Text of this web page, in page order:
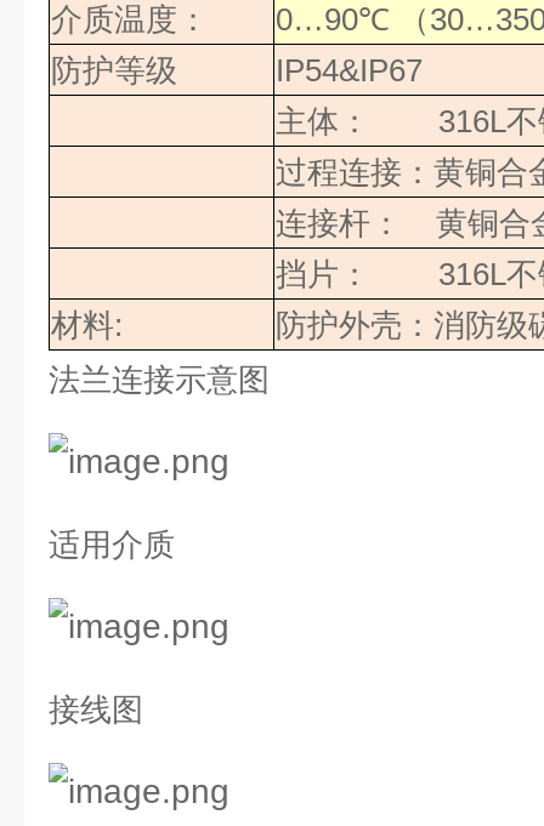
介质温度：
0…90℃ （
防护等级
IP54&IP67
主体：
316L
过程连接：黄铜合
连接杆：
黄铜合
挡片：
316L
材料:
防护外壳：消防级
法兰连接示意图
适用介质
接线图